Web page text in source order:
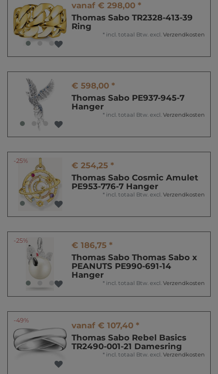
vanaf € 298,00 *
Thomas Sabo TR2328-413-39
Ring
* incl. totaal Btw. excl. Verzendkosten
€ 598,00 *
Thomas Sabo PE937-945-7
Hanger
* incl. totaal Btw. excl. Verzendkosten
-25%
€ 254,25 *
Thomas Sabo Cosmic Amulet
PE953-776-7 Hanger
* incl. totaal Btw. excl. Verzendkosten
-25%
€ 186,75 *
Thomas Sabo Thomas Sabo x
PEANUTS PE990-691-14
Hanger
* incl. totaal Btw. excl. Verzendkosten
-49%
vanaf € 107,40 *
Thomas Sabo Rebel Basics
TR2490-001-21 Damesring
* incl. totaal Btw. excl. Verzendkosten